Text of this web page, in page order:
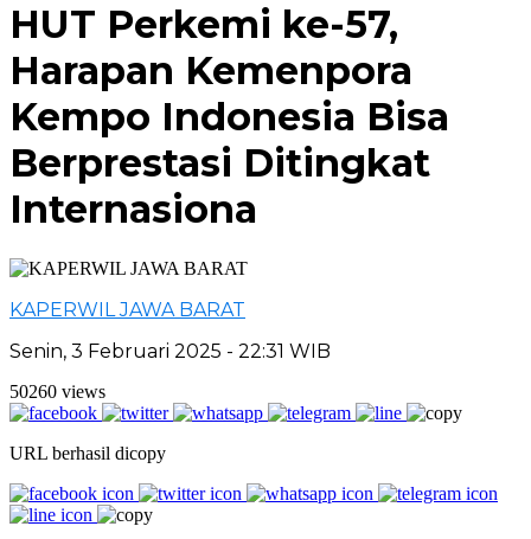
HUT Perkemi ke-57,
Harapan Kemenpora
Kempo Indonesia Bisa
Berprestasi Ditingkat
Internasiona
KAPERWIL JAWA BARAT
Senin, 3 Februari 2025 - 22:31 WIB
50260 views
URL berhasil dicopy